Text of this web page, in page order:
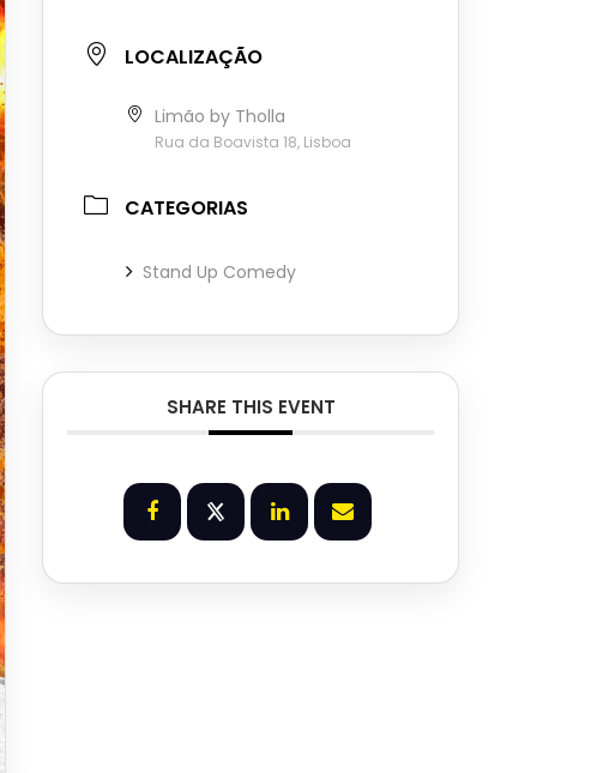
LOCALIZAÇÃO
Limão by Tholla
Rua da Boavista 18, Lisboa
CATEGORIAS
Stand Up Comedy
SHARE THIS EVENT